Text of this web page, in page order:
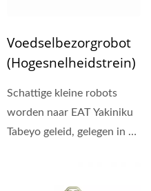
Voedselbezorgrobot
(Hogesnelheidstrein)
Schattige kleine robots
worden naar EAT Yakiniku
Tabeyo geleid, gelegen in de